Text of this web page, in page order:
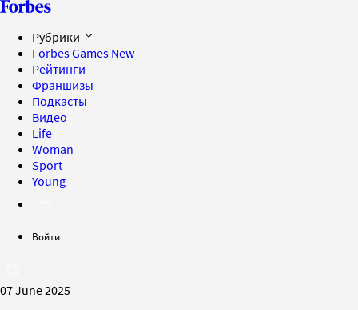
Рубрики
Forbes Games New
Рейтинги
Франшизы
Подкасты
Видео
Life
Woman
Sport
Young
Войти
07 June 2025